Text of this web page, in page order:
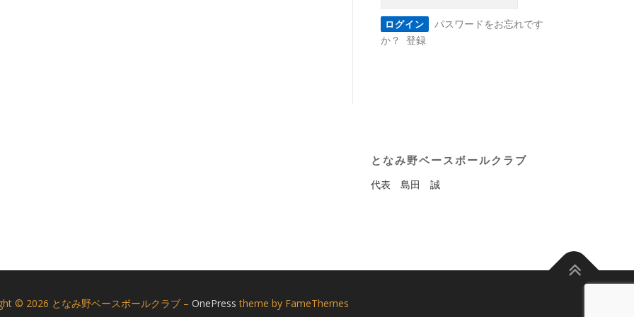
パスワードをお忘れです
か？
登録
となみ野ベースボールクラブ
代表 島田 誠
© 2026 となみ野ベースボールクラブ – OnePress theme by FameThemes